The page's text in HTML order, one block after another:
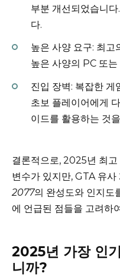
부분 개선되었습니
다.
높은 사양 요구: 최고
높은 사양의 PC 또
진입 장벽: 복잡한 게
초보 플레이어에게
이드를 활용하는 것
결론적으로, 2025년 최
변수가 있지만, GTA 유사
2077의 완성도와 인지도
에 언급된 점들을 고려하
2025년 가장 인
니까?